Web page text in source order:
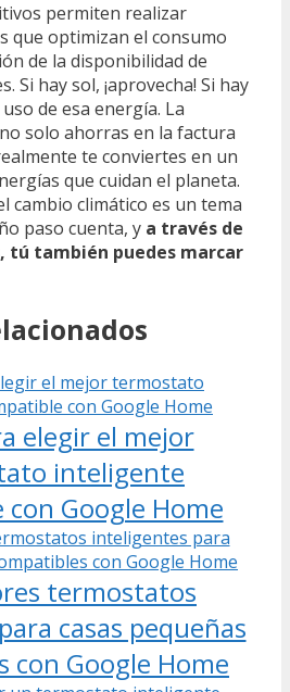
permiten realizar
que optimizan el consumo
de la disponibilidad de
Si hay sol, ¡aprovecha! Si hay
de esa energía. La
solo ahorras en la factura
te conviertes en un
que cuidan el planeta.
cambio climático es un tema
paso cuenta, y a través de
tú también puedes marcar
elegir el mejor
inteligente
Google Home
termostatos
casas pequeñas
con Google Home